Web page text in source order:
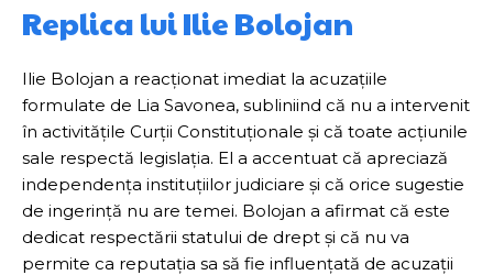
Replica lui Ilie Bolojan
Ilie Bolojan a reacționat imediat la acuzațiile
formulate de Lia Savonea, subliniind că nu a intervenit
în activitățile Curții Constituționale și că toate acțiunile
sale respectă legislația. El a accentuat că apreciază
independența instituțiilor judiciare și că orice sugestie
de ingerință nu are temei. Bolojan a afirmat că este
dedicat respectării statului de drept și că nu va
permite ca reputația sa să fie influențată de acuzații